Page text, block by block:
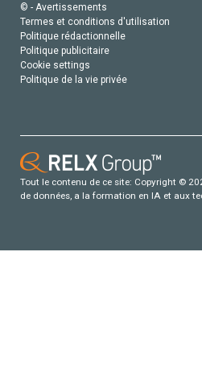
© - Avertissements
Termes et conditions d'utilisation
Politique rédactionnelle
Politique publicitaire
Cookie settings
Politique de la vie privée
Tout le contenu de ce site: Copyright ©
de données, a la formation en IA et aux